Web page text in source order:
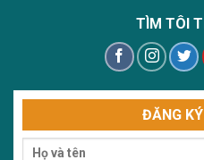
TÌM TÔI
ĐĂNG